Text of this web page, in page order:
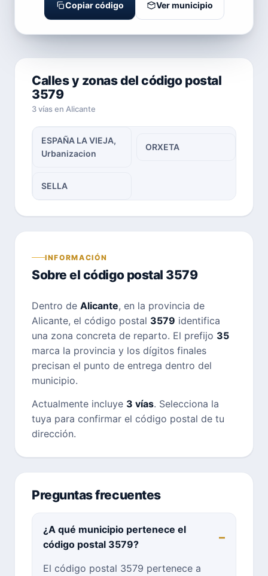
Copiar código Ver municipio
Calles y zonas del código postal
3579
3 vías en Alicante
ESPAÑA LA VIEJA,
Urbanizacion
ORXETA
SELLA
INFORMACIÓN
Sobre el código postal 3579
Dentro de Alicante, en la provincia de
Alicante, el código postal 3579 identifica
una zona concreta de reparto. El prefijo 35
marca la provincia y los dígitos finales
precisan el punto de entrega dentro del
municipio.
Actualmente incluye 3 vías. Selecciona la
tuya para confirmar el código postal de tu
dirección.
Preguntas frecuentes
¿A qué municipio pertenece el
código postal 3579?
El código postal 3579 pertenece a